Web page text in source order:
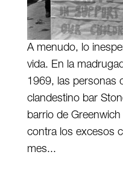
A menudo, lo
vida. En la
1969, las personas
clandestino bar
barrio de
contra los excesos
mes...